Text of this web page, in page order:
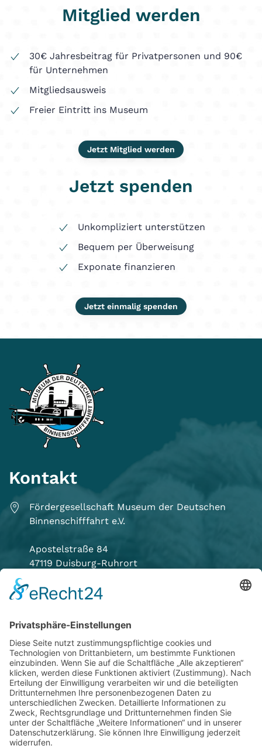
Mitglied werden
30€ Jahresbeitrag für Privatpersonen und 90€
für Unternehmen
Mitgliedsausweis
Freier Eintritt ins Museum
Jetzt Mitglied werden
Jetzt spenden
Unkompliziert unterstützen
Bequem per Überweisung
Exponate finanzieren
Jetzt einmalig spenden
Kontakt
Fördergesellschaft Museum der Deutschen
Binnenschifffahrt e.V.
Apostelstraße 84
47119 Duisburg-Ruhrort
Email hier klicken
Informationen
Kontakt
Satzung
Mitglied werden
Datenschutzerklärung